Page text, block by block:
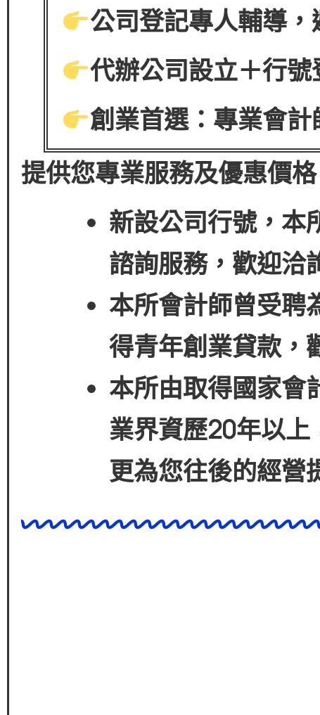
公司登記專人輔導，
代辦公司設立＋行
創業首選：專業會
提供您專業服務及優惠價格
新設公司行號，本
諮詢服務，歡迎洽
本所會計師曾受聘
得青年創業貸款，
本所由取得國家會
業界資歷20年以上
更為您往後的經營